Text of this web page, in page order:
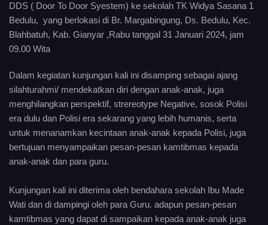
DDS ( Door To Door Syestem) ke sekolah TK Widya Sasana 1
Bedulu, yang berlokasi di Br. Margabingung, Ds. Bedulu, Kec.
Blahbatuh, Kab. Gianyar ,Rabu tanggal 31 Januari 2024, jam
09.00 Wita
Dalam kegiatan kunjungan kali ini disamping sebagai ajang
silahturahmi/ mendekatkan diri dengan anak-anak, juga
menghilangkan perspektif, strereotype Negative, sosok Polisi
era dulu dan Polisi era sekarang yang lebih humanis, serta
untuk menanamkan kecintaan anak-anak kepada Polisi, juga
bertujuan menyampaikan pesan-pesan kamtibmas kepada
anak-anak dan para guru.
Kunjungan kali ini diterima oleh bendahara sekolah Ibu Made
Wati dan di dampingi oleh para Guru. adapun pesan-pesan
kamtibmas yang dapat di sampaikan kepada anak-anak juga